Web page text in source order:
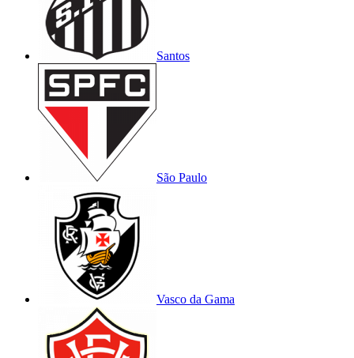
Santos
São Paulo
Vasco da Gama